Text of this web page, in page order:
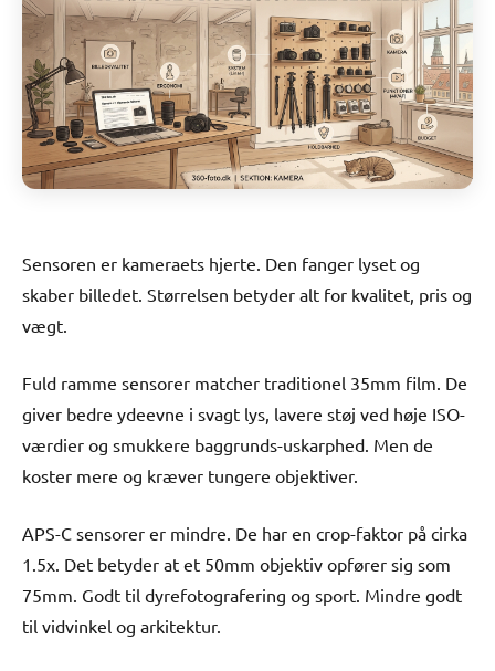
Sensoren er kameraets hjerte. Den fanger lyset og
skaber billedet. Størrelsen betyder alt for kvalitet, pris og
vægt.
Fuld ramme sensorer matcher traditionel 35mm film. De
giver bedre ydeevne i svagt lys, lavere støj ved høje ISO-
værdier og smukkere baggrunds-uskarphed. Men de
koster mere og kræver tungere objektiver.
APS-C sensorer er mindre. De har en crop-faktor på cirka
1.5x. Det betyder at et 50mm objektiv opfører sig som
75mm. Godt til dyrefotografering og sport. Mindre godt
til vidvinkel og arkitektur.